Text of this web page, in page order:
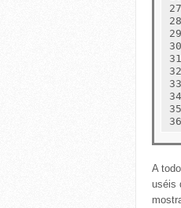
27
28
29
30
31
32
33
34
35
36
A
uséis